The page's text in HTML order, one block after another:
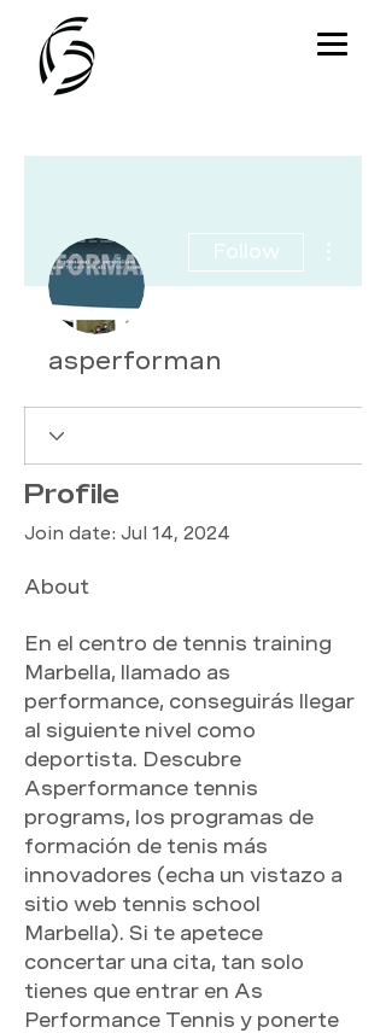
Follow
asperforman
Profile
Join date: Jul 14, 2024
About
En el centro de tennis training
Marbella, llamado as
performance, conseguirás llegar
al siguiente nivel como
deportista. Descubre
Asperformance tennis
programs, los programas de
formación de tenis más
innovadores (echa un vistazo a
sitio web tennis school
Marbella). Si te apetece
concertar una cita, tan solo
tienes que entrar en As
Performance Tennis y ponerte